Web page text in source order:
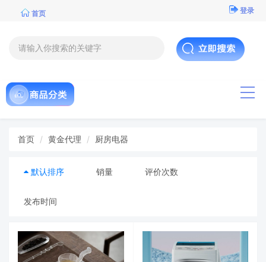
首页 登录
首页 黄金代理 厨房电器
默认排序 销量 评价次数
发布时间